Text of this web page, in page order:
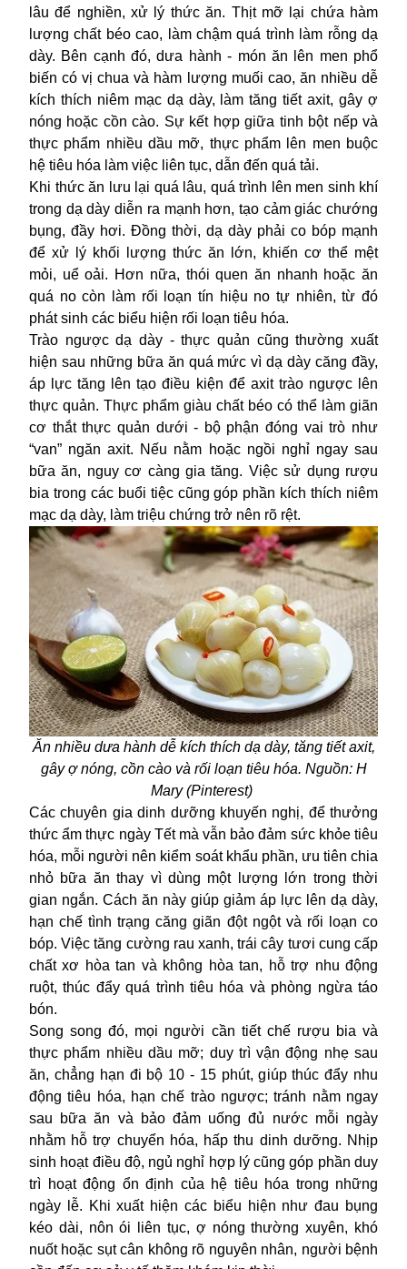
lâu để nghiền, xử lý thức ăn. Thịt mỡ lại chứa hàm
lượng chất béo cao, làm chậm quá trình làm rỗng dạ
dày. Bên cạnh đó, dưa hành - món ăn lên men phổ
biến có vị chua và hàm lượng muối cao, ăn nhiều dễ
kích thích niêm mạc dạ dày, làm tăng tiết axit, gây ợ
nóng hoặc cồn cào. Sự kết hợp giữa tinh bột nếp và
thực phẩm nhiều dầu mỡ, thực phẩm lên men buộc
hệ tiêu hóa làm việc liên tục, dẫn đến quá tải.
Khi thức ăn lưu lại quá lâu, quá trình lên men sinh khí
trong dạ dày diễn ra mạnh hơn, tạo cảm giác chướng
bụng, đầy hơi. Đồng thời, dạ dày phải co bóp mạnh
để xử lý khối lượng thức ăn lớn, khiến cơ thể mệt
mỏi, uể oải. Hơn nữa, thói quen ăn nhanh hoặc ăn
quá no còn làm rối loạn tín hiệu no tự nhiên, từ đó
phát sinh các biểu hiện rối loạn tiêu hóa.
Trào ngược dạ dày - thực quản cũng thường xuất
hiện sau những bữa ăn quá mức vì dạ dày căng đầy,
áp lực tăng lên tạo điều kiện để axit trào ngược lên
thực quản. Thực phẩm giàu chất béo có thể làm giãn
cơ thắt thực quản dưới - bộ phận đóng vai trò như
“van” ngăn axit. Nếu nằm hoặc ngồi nghỉ ngay sau
bữa ăn, nguy cơ càng gia tăng. Việc sử dụng rượu
bia trong các buổi tiệc cũng góp phần kích thích niêm
mạc dạ dày, làm triệu chứng trở nên rõ rệt.
Ăn nhiều dưa hành dễ kích thích dạ dày, tăng tiết axit,
gây ợ nóng, cồn cào và rối loạn tiêu hóa. Nguồn: H
Mary (Pinterest)
Các chuyên gia dinh dưỡng khuyến nghị, để thưởng
thứcẩm thực ngày Tếtmà vẫn bảo đảm sức khỏe tiêu
hóa, mỗi người nên kiểm soát khẩu phần, ưu tiên chia
nhỏ bữa ăn thay vì dùng một lượng lớn trong thời
gian ngắn. Cách ăn này giúp giảm áp lực lên dạ dày,
hạn chế tình trạng căng giãn đột ngột và rối loạn co
bóp. Việc tăng cường rau xanh, trái cây tươi cung cấp
chất xơ hòa tan và không hòa tan, hỗ trợ nhu động
ruột, thúc đẩy quá trình tiêu hóa và phòng ngừa táo
bón.
Song song đó, mọi người cần tiết chế rượu bia và
thực phẩm nhiều dầu mỡ; duy trì vận động nhẹ sau
ăn, chẳng hạn đi bộ 10 - 15 phút, giúp thúc đẩy nhu
động tiêu hóa, hạn chế trào ngược; tránh nằm ngay
sau bữa ăn và bảo đảm uống đủ nước mỗi ngày
nhằm hỗ trợ chuyển hóa, hấp thu dinh dưỡng. Nhịp
sinh hoạt điều độ, ngủ nghỉ hợp lý cũng góp phần duy
trì hoạt động ổn định của hệ tiêu hóa trong những
ngày lễ. Khi xuất hiện các biểu hiện như đau bụng
kéo dài, nôn ói liên tục, ợ nóng thường xuyên, khó
nuốt hoặc sụt cân không rõ nguyên nhân, người bệnh